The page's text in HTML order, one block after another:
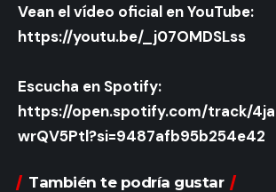
Vean el vídeo oficial en YouTube:
https://youtu.be/_j07OMDSLss
Escucha en Spotify:
https://open.spotify.com/track/
wrQV5Ptl?si=9487afb95b254e42
También te podría gustar